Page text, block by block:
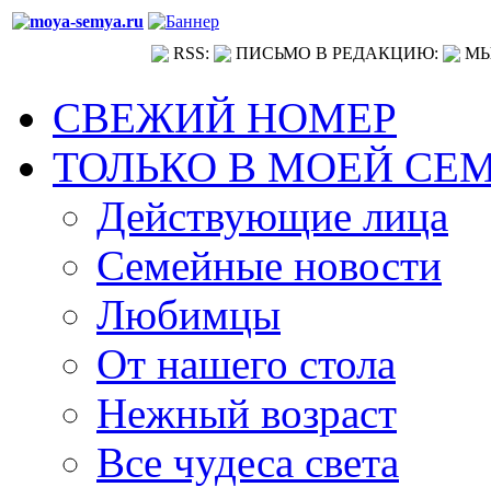
RSS: ПИСЬМО В РЕДАКЦИЮ:
СВЕЖИЙ НОМЕР
ТОЛЬКО В МОЕЙ
Действующие лица
Семейные новости
Любимцы
От нашего стола
Нежный возраст
Все чудеса света